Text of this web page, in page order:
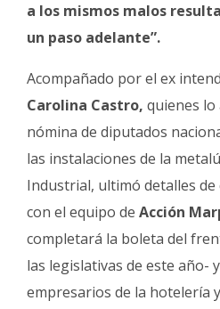
a los mismos malos
un paso adelante”.
Acompañado por el ex
Carolina Castro, quienes lo
nómina de diputados
las instalaciones de la
Industrial, ultimó detalles de
con el equipo de Acción
completará la boleta del
las legislativas de este año-
empresarios de la hotelería